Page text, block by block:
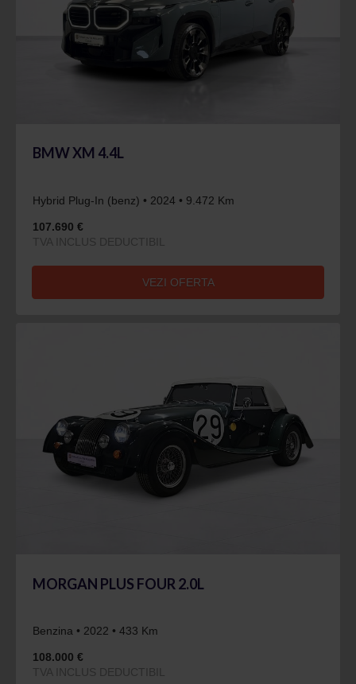
BMW XM 4.4L
Hybrid Plug-In (benz) • 2024 • 9.472 Km
107.690 €
TVA INCLUS DEDUCTIBIL
VEZI OFERTA
MORGAN PLUS FOUR 2.0L
Benzina • 2022 • 433 Km
108.000 €
TVA INCLUS DEDUCTIBIL